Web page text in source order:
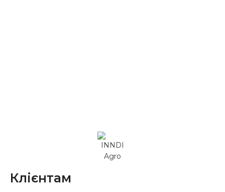
Клієнтам